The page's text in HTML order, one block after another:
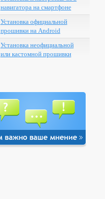
навигатора на смартфоне
Установка официальной
прошивки на Android
Установка неофициальной
или кастомной прошивки